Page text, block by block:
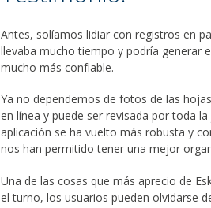
Antes, solíamos lidiar con registros en
llevaba mucho tiempo y podría generar
mucho más confiable.
Ya no dependemos de fotos de las
en línea y puede ser revisada por toda
aplicación se ha vuelto más robusta y
nos han permitido tener una mejor
Una de las cosas que más aprecio de
el turno, los usuarios pueden olvidarse